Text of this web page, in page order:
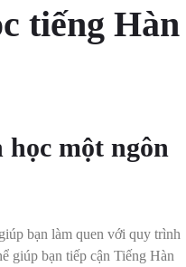
tiếng Hàn
một ngôn
bạn làm quen với quy trình
giúp bạn tiếp cận Tiếng Hàn